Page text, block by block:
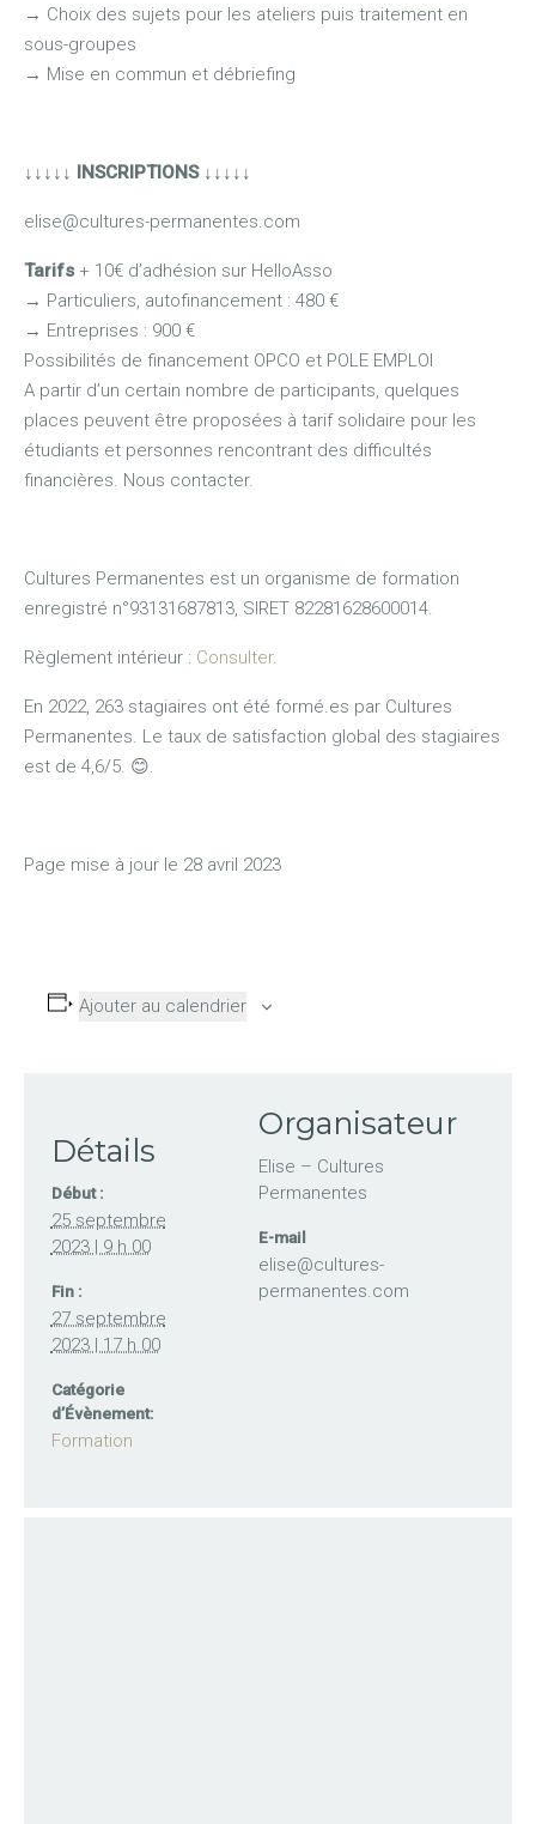
→ Choix des sujets pour les ateliers puis traitement en
sous-groupes
→ Mise en commun et débriefing
↓↓↓↓↓ INSCRIPTIONS ↓↓↓↓↓
elise@cultures-permanentes.com
Tarifs + 10€ d’adhésion sur HelloAsso
→ Particuliers, autofinancement : 480 €
→ Entreprises : 900 €
Possibilités de financement OPCO et POLE EMPLOI
A partir d’un certain nombre de participants, quelques
places peuvent être proposées à tarif solidaire pour les
étudiants et personnes rencontrant des difficultés
financières. Nous contacter.
Cultures Permanentes est un organisme de formation
enregistré n°93131687813, SIRET 82281628600014.
Règlement intérieur : Consulter.
En 2022, 263 stagiaires ont été formé.es par Cultures
Permanentes. Le taux de satisfaction global des stagiaires
est de 4,6/5. 😊.
Page mise à jour le 28 avril 2023
Ajouter au calendrier
Détails
Début :
25 septembre
2023 | 9 h 00
Fin :
27 septembre
2023 | 17 h 00
Catégorie
d’Évènement:
Formation
Organisateur
Elise – Cultures
Permanentes
E-mail
elise@cultures-
permanentes.com